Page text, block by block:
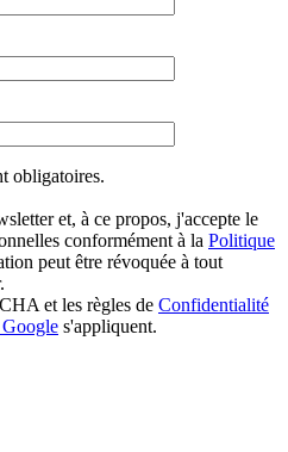
obligatoires.
et, à ce propos, j'accepte le
conformément à la Politique
peut être révoquée à tout
et les règles de Confidentialité
s'appliquent.